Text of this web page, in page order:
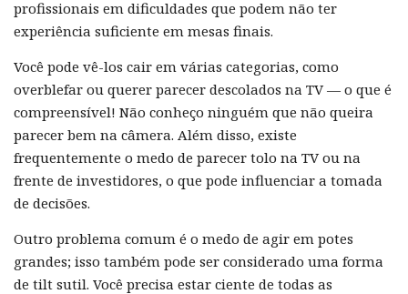
profissionais em dificuldades que podem não ter
experiência suficiente em mesas finais.
Você pode vê-los cair em várias categorias, como
overblefar ou querer parecer descolados na TV — o que é
compreensível! Não conheço ninguém que não queira
parecer bem na câmera. Além disso, existe
frequentemente o medo de parecer tolo na TV ou na
frente de investidores, o que pode influenciar a tomada
de decisões.
Outro problema comum é o medo de agir em potes
grandes; isso também pode ser considerado uma forma
de tilt sutil. Você precisa estar ciente de todas as